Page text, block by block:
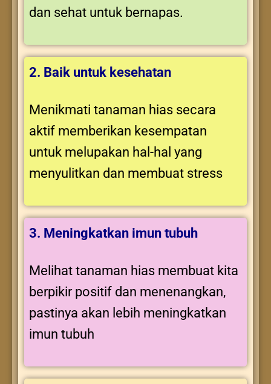
dan sehat untuk bernapas.
2. Baik untuk kesehatan
Menikmati tanaman hias secara
aktif memberikan kesempatan
untuk melupakan hal-hal yang
menyulitkan dan membuat stress
3. Meningkatkan imun tubuh
Melihat tanaman hias membuat kita
berpikir positif dan menenangkan,
pastinya akan lebih meningkatkan
imun tubuh